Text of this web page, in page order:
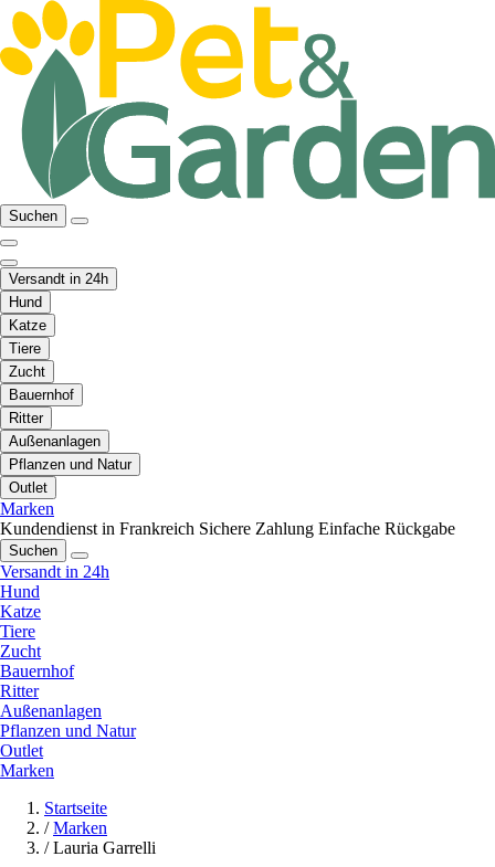
Suchen
Versandt in 24h
Hund
Katze
Tiere
Zucht
Bauernhof
Ritter
Außenanlagen
Pflanzen und Natur
Outlet
Marken
Kundendienst in Frankreich Sichere Zahlung Einfache Rückgabe
Suchen
Versandt in 24h
Hund
Katze
Tiere
Zucht
Bauernhof
Ritter
Außenanlagen
Pflanzen und Natur
Outlet
Marken
Startseite
/ Marken
/ Lauria Garrelli